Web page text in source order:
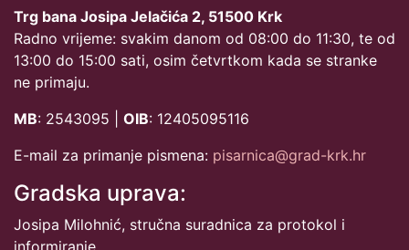
Trg bana Josipa Jelačića 2, 51500 Krk
Radno vrijeme: svakim danom od 08:00 do 11:30, te od
13:00 do 15:00 sati, osim četvrtkom kada se stranke
ne primaju.
MB: 2543095 | OIB: 12405095116
E-mail za primanje pismena: pisarnica@grad-krk.hr
Gradska uprava:
Josipa Milohnić, stručna suradnica za protokol i
informiranje